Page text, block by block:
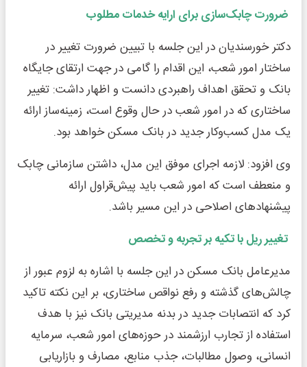
ضرورت چابک‌سازی برای ارایه خدمات مطلوب
دکتر خورسندیان در این جلسه با تبیین ضرورت تغییر در
ساختار امور شعب، این اقدام را گامی در جهت ارتقای جایگاه
بانک و تحقق اهداف راهبردی دانست و اظهار داشت: تغییر
ساختاری که در امور شعب در حال وقوع است، زمینه‌ساز ارائه
یک مدل کسب‌وکار جدید در بانک مسکن خواهد بود.
وی افزود: لازمه اجرای موفق این مدل، داشتن سازمانی چابک
و منعطف است که امور شعب باید پیش‌قراول ارائه
پیشنهادهای اصلاحی در این مسیر باشد.
تغییر ریل با تکیه بر تجربه و تخصص
مدیرعامل بانک مسکن در این جلسه با اشاره به لزوم عبور از
چالش‌های گذشته و رفع نواقص ساختاری، بر این نکته تاکید
کرد که انتصابات جدید در بدنه مدیریتی بانک نیز با هدف
استفاده از تجارب ارزشمند در حوزه‌های امور شعب، سرمایه
انسانی، وصول مطالبات، جذب منابع، مصارف و بازاریابی